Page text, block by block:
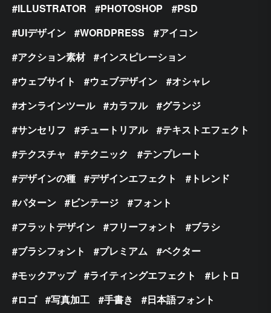
ILLUSTRATOR
PHOTOSHOP
PSD
UIデザイン
WORDPRESS
アイコン
アクション素材
インスピレーション
ウェブサイト
ウェブデザイン
オシャレ
オンラインツール
カラフル
グランジ
サンセリフ
チュートリアル
テキストエフェクト
テクスチャ
テクニック
テンプレート
デザインの種
デザインエフェクト
トレンド
パターン
ビンテージ
フォント
フラットデザイン
フリーフォント
ブラシ
ブラシフォント
プレミアム
ベクター
モックアップ
ライティングエフェクト
レトロ
ロゴ
写真加工 手書き
日本語フォント